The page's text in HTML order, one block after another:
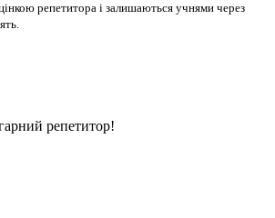
репетитора і залишаються учнями через
репетитор!